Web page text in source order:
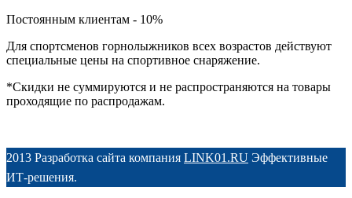
Постоянным клиентам - 10%
Для спортсменов горнолыжников всех возрастов действуют
специальные цены на спортивное снаряжение.
*Скидки не суммируются и не распространяются на товары
проходящие по распродажам.
2013 Разработка сайта компания LINK01.RU Эффективные
ИТ-решения.